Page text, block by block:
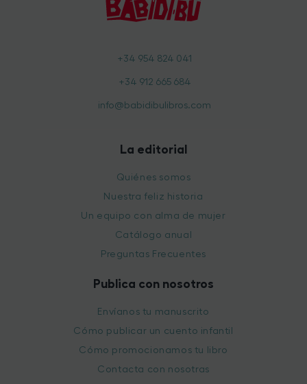
+34 954 824 041
+34 912 665 684
info@babidibulibros.com
La editorial
Quiénes somos
Nuestra feliz historia
Un equipo con alma de mujer
Catálogo anual
Preguntas Frecuentes
Publica con nosotros
Envíanos tu manuscrito
Cómo publicar un cuento infantil
Cómo promocionamos tu libro
Contacta con nosotras